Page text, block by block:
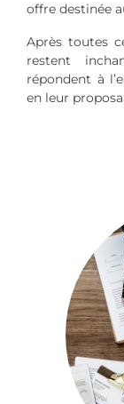
offre destinée
Après toutes
restent
répondent à
en leur